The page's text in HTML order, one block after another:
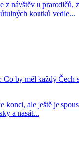
z návštěv u prarodičů,
koutků vedle...
by měl každý Čech
konci, ale ještě je
a nasát...